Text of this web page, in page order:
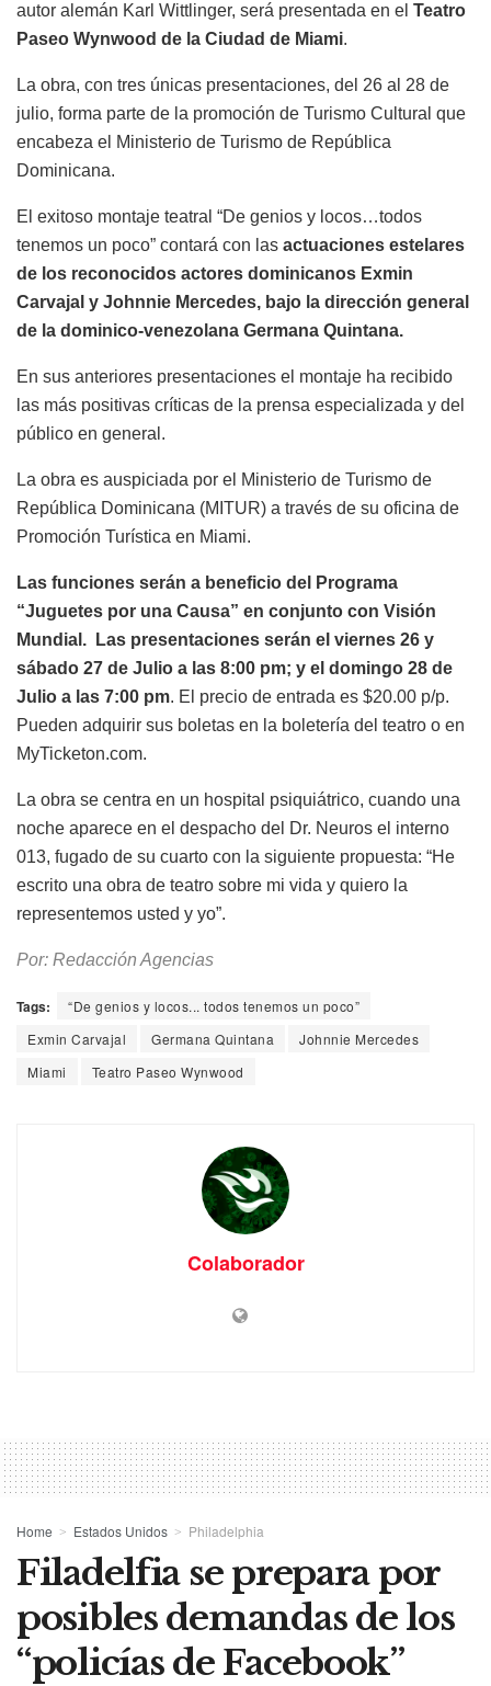
autor alemán Karl Wittlinger, será presentada en el Teatro
Paseo Wynwood de la Ciudad de Miami.
La obra, con tres únicas presentaciones, del 26 al 28 de
julio, forma parte de la promoción de Turismo Cultural que
encabeza el Ministerio de Turismo de República
Dominicana.
El exitoso montaje teatral “De genios y locos…todos
tenemos un poco” contará con las actuaciones estelares
de los reconocidos actores dominicanos Exmin
Carvajal y Johnnie Mercedes, bajo la dirección general
de la dominico-venezolana Germana Quintana.
En sus anteriores presentaciones el montaje ha recibido
las más positivas críticas de la prensa especializada y del
público en general.
La obra es auspiciada por el Ministerio de Turismo de
República Dominicana (MITUR) a través de su oficina de
Promoción Turística en Miami.
Las funciones serán a beneficio del Programa
“Juguetes por una Causa” en conjunto con Visión
Mundial. Las presentaciones serán el viernes 26 y
sábado 27 de Julio a las 8:00 pm; y el domingo 28 de
Julio a las 7:00 pm. El precio de entrada es $20.00 p/p.
Pueden adquirir sus boletas en la boletería del teatro o en
MyTicketon.com.
La obra se centra en un hospital psiquiátrico, cuando una
noche aparece en el despacho del Dr. Neuros el interno
013, fugado de su cuarto con la siguiente propuesta: “He
escrito una obra de teatro sobre mi vida y quiero la
representemos usted y yo”.
Por: Redacción Agencias
Tags:
“De genios y locos... todos tenemos un poco”
Exmin Carvajal
Germana Quintana
Johnnie Mercedes
Miami
Teatro Paseo Wynwood
Colaborador
Home Estados Unidos Philadelphia
Filadelfia se prepara por
posibles demandas de los
“policías de Facebook”